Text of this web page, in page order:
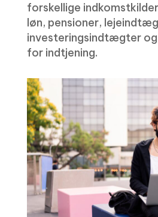
forskellige
løn, pensioner,
investeringsindtægter
for indtjening.